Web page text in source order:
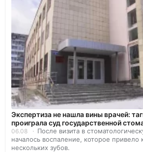
Экспертиза не нашла вины врачей:
проиграла суд государственной
06.08
После визита в
началось воспаление, которое привело
нескольких зубов.